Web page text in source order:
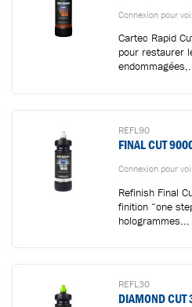
Connexion pour
Cartec Rapid
pour restaurer
REFL90
FINAL CUT
Connexion pour
Refinish Final
finition “one
hologrammes...
REFL30
DIAMOND
Ajouté au panier